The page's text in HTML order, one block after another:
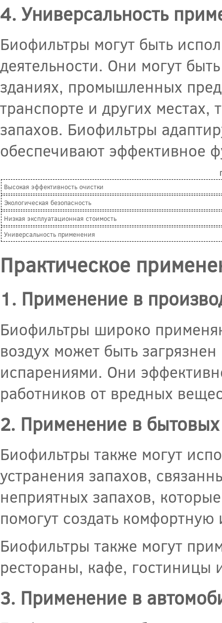
4. Универсальность
Биофильтры могут быть
деятельности. Они могут
зданиях, промышленных
транспорте и других
запахов. Биофильтры
обеспечивают эффективное
Высокая эффективность очистки
Экологическая безопасность
Низкая эксплуатационная стоимость
Универсальность применения
Практическое
1. Применение в
Биофильтры широко
воздух может быть
испарениями. Они
работников от вредных
2. Применение в бытовых
Биофильтры также могут
устранения запахов,
неприятных запахов,
помогут создать
Биофильтры также могут
рестораны, кафе, гостиницы
3. Применение в